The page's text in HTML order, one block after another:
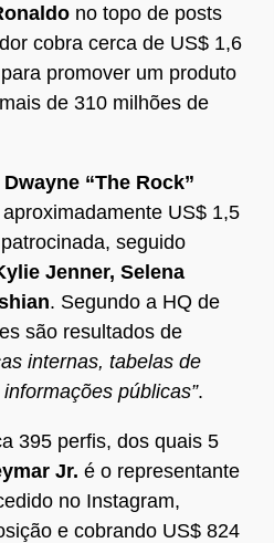
no topo de posts
cobra cerca de US$ 1,6
promover um produto
de 310 milhões de
Dwayne “The Rock”
US$ 1,5
seguido
Jenner, Selena
. Segundo a HQ de
são resultados de
internas, tabelas de
públicas”.
395 perfis, dos quais 5
Jr. é o representante
no Instagram,
e cobrando US$ 824